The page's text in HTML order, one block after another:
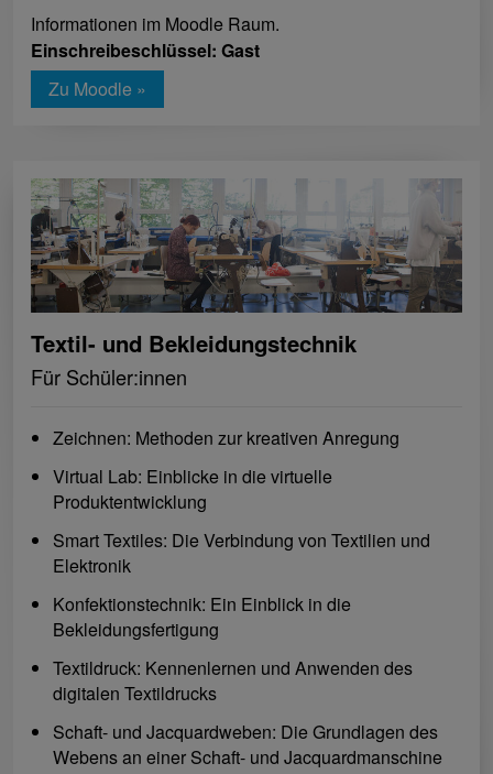
Informationen im Moodle Raum.
Einschreibeschlüssel: Gast
Zu Moodle »
Textil- und Bekleidungstechnik
Für Schüler:innen
Zeichnen: Methoden zur kreativen Anregung
Virtual Lab: Einblicke in die virtuelle
Produktentwicklung
Smart Textiles: Die Verbindung von Textilien und
Elektronik
Konfektionstechnik: Ein Einblick in die
Bekleidungsfertigung
Textildruck: Kennenlernen und Anwenden des
digitalen Textildrucks
Schaft- und Jacquardweben: Die Grundlagen des
Webens an einer Schaft- und Jacquardmanschine